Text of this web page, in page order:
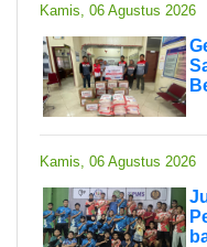
Kamis, 06 Agustus 2026
Kamis, 06 Agustus 2026